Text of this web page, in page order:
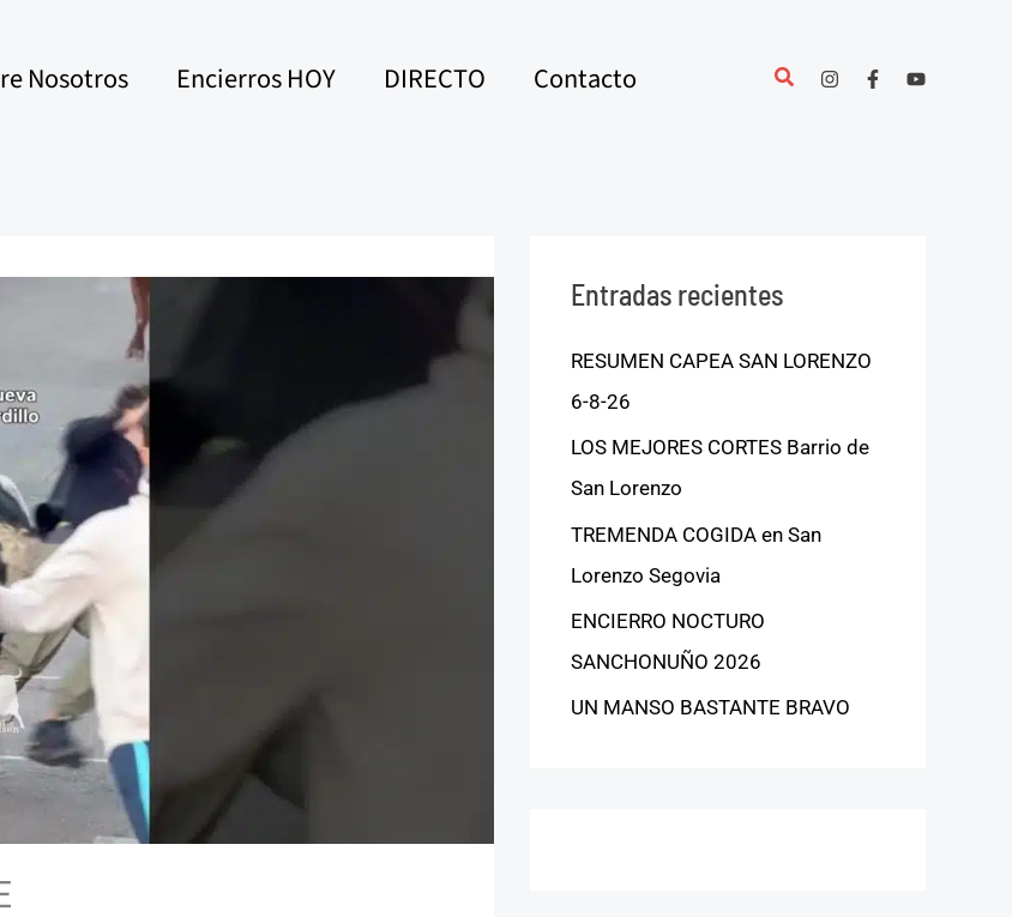
Nosotros Encierros HOY DIRECTO Contacto
Entradas recientes
RESUMEN CAPEA SAN LORENZO
6-8-26
LOS MEJORES CORTES Barrio de
San Lorenzo
TREMENDA COGIDA en San
Lorenzo Segovia
ENCIERRO NOCTURO
SANCHONUÑO 2026
UN MANSO BASTANTE BRAVO